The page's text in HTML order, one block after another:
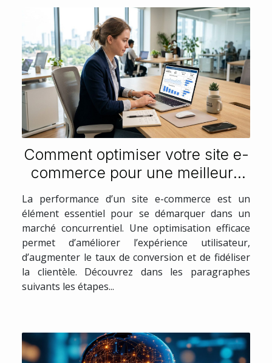
Comment optimiser votre site e-
commerce pour une meilleure
performance ?
La performance d’un site e-commerce est un
élément essentiel pour se démarquer dans un
marché concurrentiel. Une optimisation efficace
permet d’améliorer l’expérience utilisateur,
d’augmenter le taux de conversion et de fidéliser
la clientèle. Découvrez dans les paragraphes
suivants les étapes...